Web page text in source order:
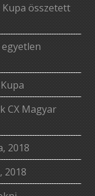
Kupa összetett
CX Magyar
2018
2018